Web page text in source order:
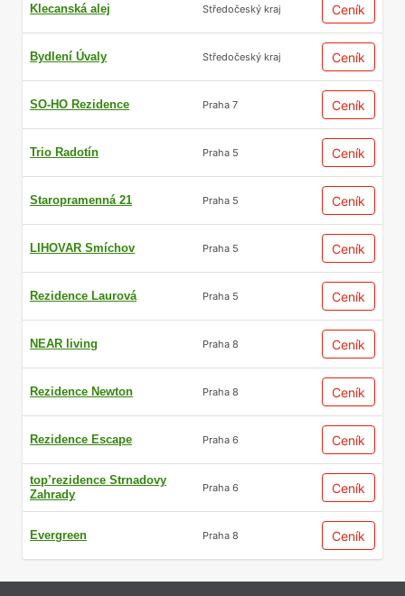
Klecanská alej Středočeský kraj Ceník
Bydlení Úvaly Středočeský kraj Ceník
SO-HO Rezidence Praha 7 Ceník
Trio Radotín Praha 5 Ceník
Staropramenná 21 Praha 5 Ceník
LIHOVAR Smíchov Praha 5 Ceník
Rezidence Laurová Praha 5 Ceník
NEAR living Praha 8 Ceník
Rezidence Newton Praha 8 Ceník
Rezidence Escape Praha 6 Ceník
top’rezidence Strnadovy
Zahrady
Praha 6 Ceník
Evergreen Praha 8 Ceník